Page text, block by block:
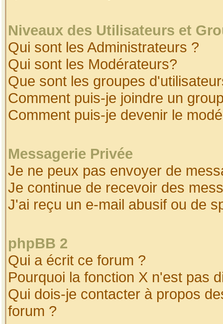
Niveaux des Utilisateurs et
Qui sont les Administrateurs ?
Qui sont les Modérateurs?
Que sont les groupes
Comment puis-je joindre un
Comment puis-je devenir le
Messagerie Privée
Je ne peux pas envoyer de
Je continue de recevoir des
J'ai reçu un e-mail abusif ou de
phpBB 2
Qui a écrit ce forum ?
Pourquoi la fonction X n'est pas
Qui dois-je contacter à propos
forum ?